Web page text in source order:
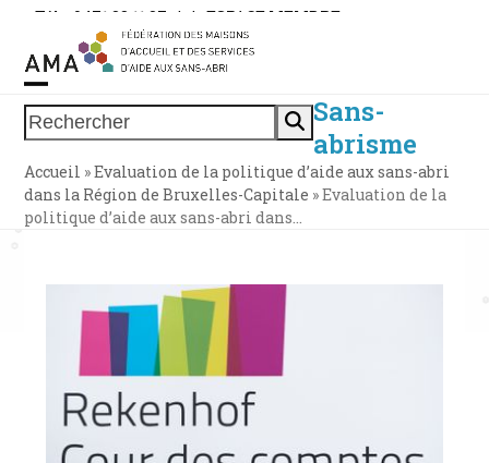
Skip
content
Tél. : 0471 38 11 37 | | ESPACE MEMBRE
Rechercher
Open
mobile
menu
Close
mobile
menu
Sans-
abrisme
Accueil »Evaluation de la politique d’aide aux sans-abri
dans la Région de Bruxelles-Capitale »Evaluation de la
politique d’aide aux sans-abri dans…